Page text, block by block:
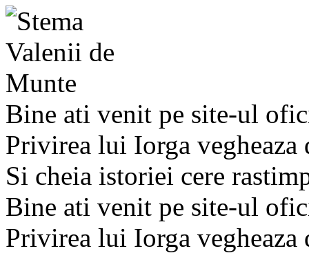
Bine ati venit pe site-ul
Privirea lui Iorga
Si cheia istoriei cere
Bine ati venit pe site-ul
Privirea lui Iorga